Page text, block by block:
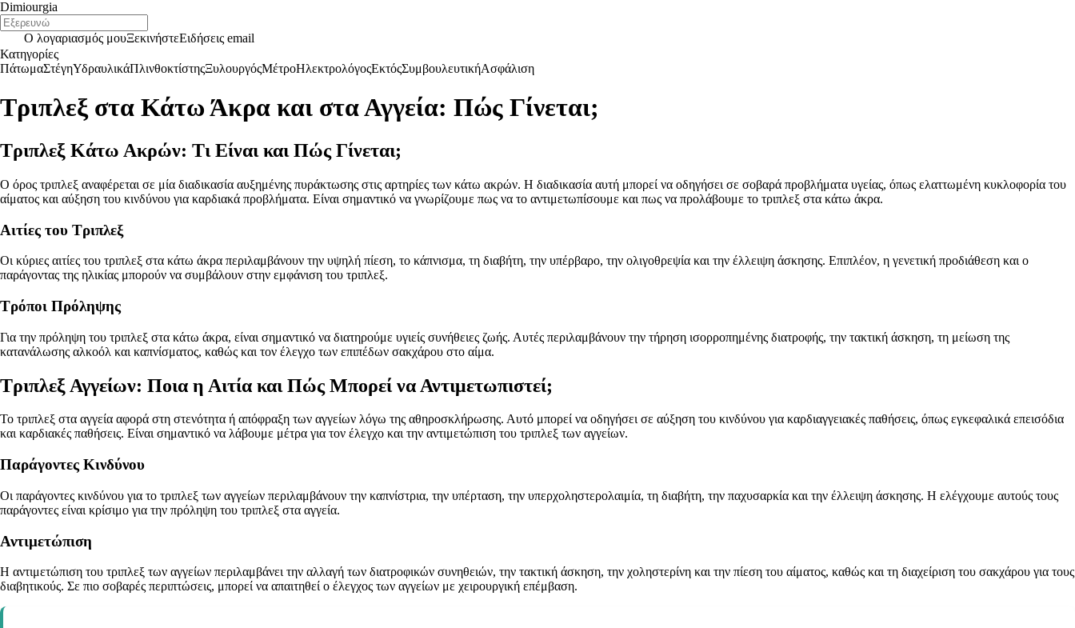
Dimiourgia
Ο λογαριασμός μουΞεκινήστεΕιδήσεις email
Κατηγορίες
ΠάτωμαΣτέγηΥδραυλικάΠλινθοκτίστηςΞυλουργόςΜέτροΗλεκτρολόγοςΕκτόςΣυμβουλευτικήΑσφάλιση
Τριπλεξ στα Κάτω Άκρα και στα Αγγεία: Πώς Γίνεται;
Τριπλεξ Κάτω Ακρών: Τι Είναι και Πώς Γίνεται;
Ο όρος τριπλεξ αναφέρεται σε μία διαδικασία αυξημένης πυράκτωσης στις αρτηρίες των κάτω ακρών. Η διαδικασία αυτή μπορεί να οδηγήσει σε σοβαρά προβλήματα υγείας, όπως ελαττωμένη κυκλοφορία του
αίματος και αύξηση του κινδύνου για καρδιακά προβλήματα. Είναι σημαντικό να γνωρίζουμε πως να το αντιμετωπίσουμε και πως να προλάβουμε το τριπλεξ στα κάτω άκρα.
Αιτίες του Τριπλεξ
Οι κύριες αιτίες του τριπλεξ στα κάτω άκρα περιλαμβάνουν την υψηλή πίεση, το κάπνισμα, τη διαβήτη, την υπέρβαρο, την ολιγοθρεψία και την έλλειψη άσκησης. Επιπλέον, η γενετική προδιάθεση και ο
παράγοντας της ηλικίας μπορούν να συμβάλουν στην εμφάνιση του τριπλεξ.
Τρόποι Πρόληψης
Για την πρόληψη του τριπλεξ στα κάτω άκρα, είναι σημαντικό να διατηρούμε υγιείς συνήθειες ζωής. Αυτές περιλαμβάνουν την τήρηση ισορροπημένης διατροφής, την τακτική άσκηση, τη μείωση της
κατανάλωσης αλκοόλ και καπνίσματος, καθώς και τον έλεγχο των επιπέδων σακχάρου στο αίμα.
Τριπλεξ Αγγείων: Ποια η Αιτία και Πώς Μπορεί να Αντιμετωπιστεί;
Το τριπλεξ στα αγγεία αφορά στη στενότητα ή απόφραξη των αγγείων λόγω της αθηροσκλήρωσης. Αυτό μπορεί να οδηγήσει σε αύξηση του κινδύνου για καρδιαγγειακές παθήσεις, όπως εγκεφαλικά επεισόδια
και καρδιακές παθήσεις. Είναι σημαντικό να λάβουμε μέτρα για τον έλεγχο και την αντιμετώπιση του τριπλεξ των αγγείων.
Παράγοντες Κινδύνου
Οι παράγοντες κινδύνου για το τριπλεξ των αγγείων περιλαμβάνουν την καπνίστρια, την υπέρταση, την υπερχοληστερολαιμία, τη διαβήτη, την παχυσαρκία και την έλλειψη άσκησης. Η ελέγχουμε αυτούς τους
παράγοντες είναι κρίσιμο για την πρόληψη του τριπλεξ στα αγγεία.
Αντιμετώπιση
Η αντιμετώπιση του τριπλεξ των αγγείων περιλαμβάνει την αλλαγή των διατροφικών συνηθειών, την τακτική άσκηση, την χοληστερίνη και την πίεση του αίματος, καθώς και τη διαχείριση του σακχάρου για τους
διαβητικούς. Σε πιο σοβαρές περιπτώσεις, μπορεί να απαιτηθεί ο έλεγχος των αγγείων με χειρουργική επέμβαση.